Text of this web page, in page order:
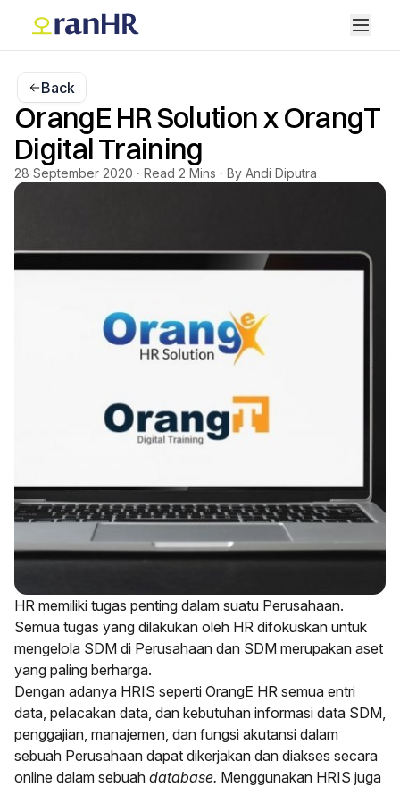
Back
OrangE HR Solution x OrangT
Digital Training
28 September 2020 ∙ Read 2 Mins ∙ By Andi Diputra
HR memiliki tugas penting dalam suatu Perusahaan.
Semua tugas yang dilakukan oleh HR difokuskan untuk
mengelola SDM di Perusahaan dan SDM merupakan aset
yang paling berharga.
Dengan adanya HRIS seperti OrangE HR semua entri
data, pelacakan data, dan kebutuhan informasi data SDM,
penggajian, manajemen, dan fungsi akutansi dalam
sebuah Perusahaan dapat dikerjakan dan diakses secara
online dalam sebuah database. Menggunakan HRIS juga